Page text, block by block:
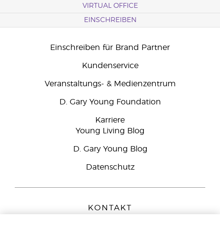
VIRTUAL OFFICE
EINSCHREIBEN
Einschreiben für Brand Partner
Kundenservice
Veranstaltungs- & Medienzentrum
D. Gary Young Foundation
Karriere
Young Living Blog
D. Gary Young Blog
Datenschutz
KONTAKT